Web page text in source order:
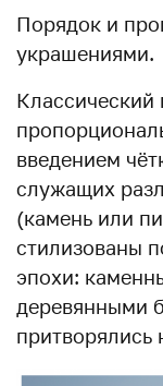
Порядок и
украшениями.
Классический
введением
служащих
(камень или
стилизованы
эпохи:
деревянными
притворялись